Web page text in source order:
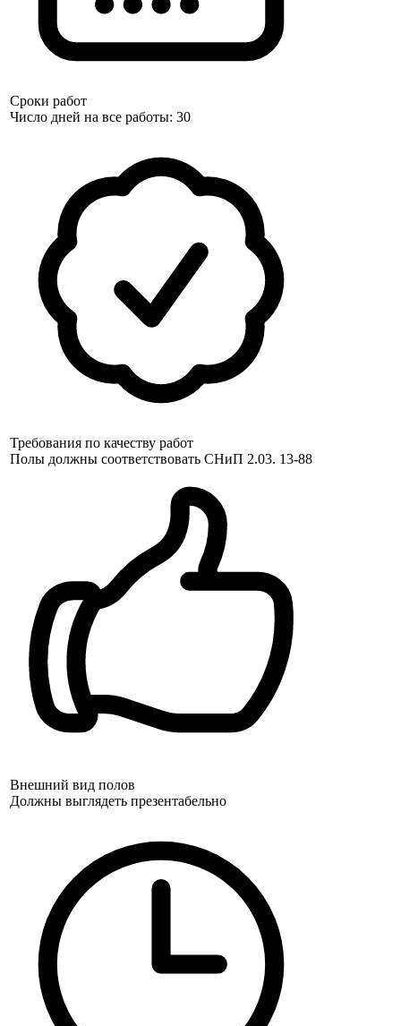
Сроки работ
Число дней на все работы: 30
Требования по качеству работ
Полы должны соответствовать СНиП 2.03. 13-88
Внешний вид полов
Должны выглядеть презентабельно